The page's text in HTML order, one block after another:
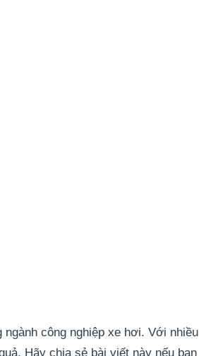
công nghiệp xe hơi. Với nhiều
Hãy chia sẻ bài viết này nếu bạn